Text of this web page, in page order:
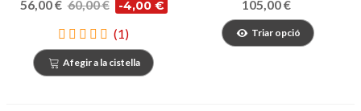
56,00 € 60,00 € -4,00 €
(1)
Afegir a la cistella
105,00 €
Triar opció